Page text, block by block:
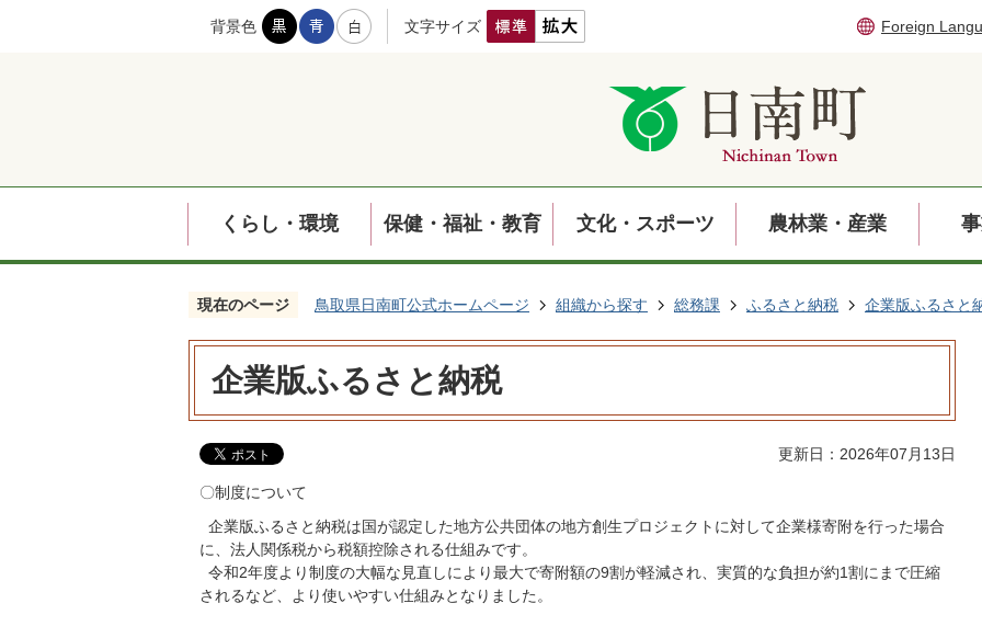
背景色 文字サイズ Foreign
くらし・環境 保健・福祉・教育 文化・スポーツ 農林業・産業
現在のページ 鳥取県日南町公式ホームページ 組織から探す 総務課 ふるさと納税 企業版ふるさと
企業版ふるさと納税
更新日：2026年07月13日
〇制度について
企業版ふるさと納税は国が認定した地方公共団体の地方創生プロジェクトに対して企業様寄附を行った場合
に、法人関係税から税額控除される仕組みです。
令和2年度より制度の大幅な見直しにより最大で寄附額の9割が軽減され、実質的な負担が約1割にまで圧縮
されるなど、より使いやすい仕組みとなりました。